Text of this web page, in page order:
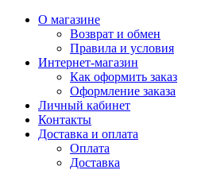
О магазине
Возврат и обмен
Правила и условия
Интернет-магазин
Как оформить заказ
Оформление заказа
Личный кабинет
Контакты
Доставка и оплата
Оплата
Доставка